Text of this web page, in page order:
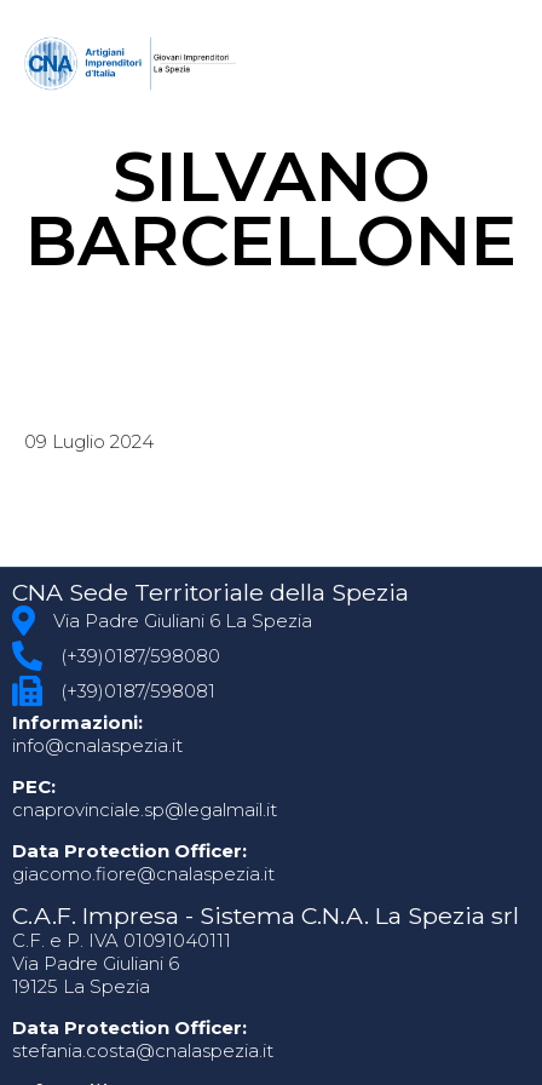
SILVANO
BARCELLONE
09 Luglio 2024
CNA Sede Territoriale della Spezia
Via Padre Giuliani 6 La Spezia
(+39)0187/598080
(+39)0187/598081
Informazioni:
info@cnalaspezia.it
PEC:
cnaprovinciale.sp@legalmail.it
Data Protection Officer:
giacomo.fiore@cnalaspezia.it
C.A.F. Impresa - Sistema C.N.A. La Spezia srl
C.F. e P. IVA 01091040111
Via Padre Giuliani 6
19125 La Spezia
Data Protection Officer:
stefania.costa@cnalaspezia.it